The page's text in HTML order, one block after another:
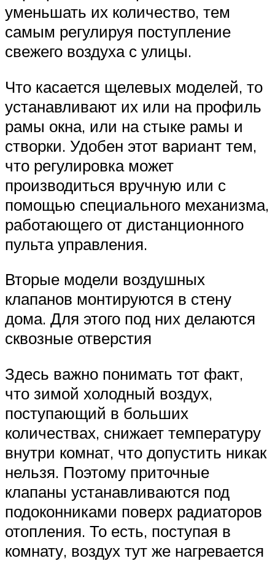
уменьшать их количество, тем
самым регулируя поступление
свежего воздуха с улицы.
Что касается щелевых моделей, то
устанавливают их или на профиль
рамы окна, или на стыке рамы и
створки. Удобен этот вариант тем,
что регулировка может
производиться вручную или с
помощью специального механизма,
работающего от дистанционного
пульта управления.
Вторые модели воздушных
клапанов монтируются в стену
дома. Для этого под них делаются
сквозные отверстия
Здесь важно понимать тот факт,
что зимой холодный воздух,
поступающий в больших
количествах, снижает температуру
внутри комнат, что допустить никак
нельзя. Поэтому приточные
клапаны устанавливаются под
подоконниками поверх радиаторов
отопления. То есть, поступая в
комнату, воздух тут же нагревается